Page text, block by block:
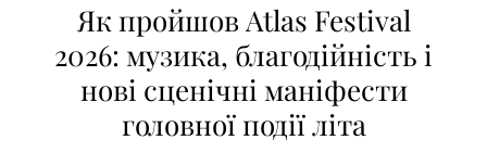
Як пройшов Atlas Festival
2026: музика, благодійність і
нові сценічні маніфести
головної події літа